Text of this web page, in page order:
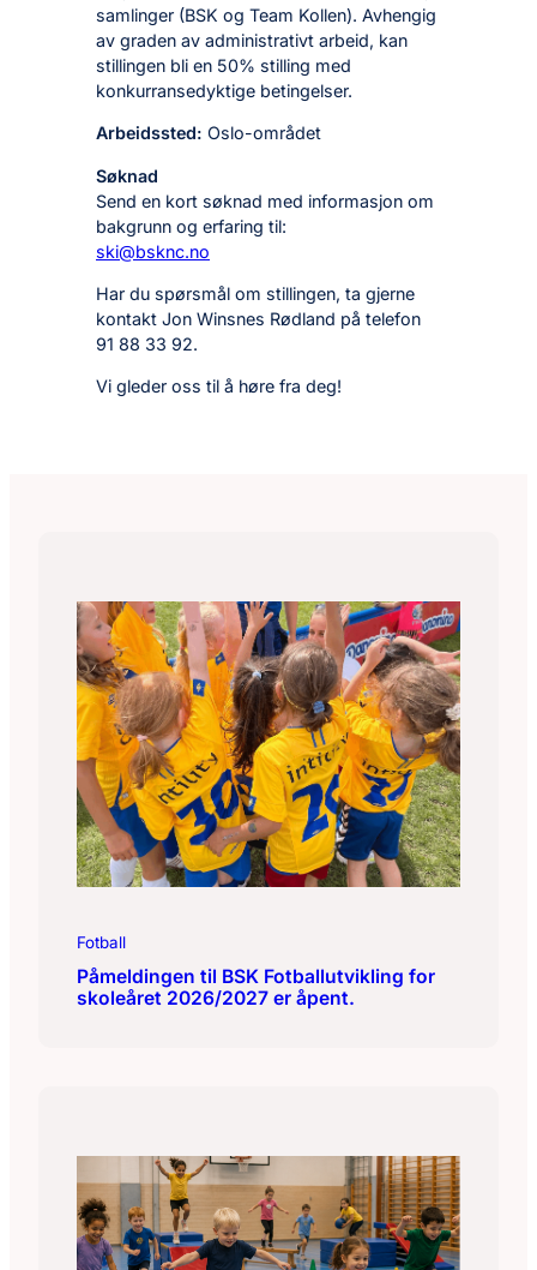
samlinger (BSK og Team Kollen). Avhengig
av graden av administrativt arbeid, kan
stillingen bli en 50% stilling med
konkurransedyktige betingelser.
Arbeidssted: Oslo-området
Søknad
Send en kort søknad med informasjon om
bakgrunn og erfaring til:
ski@bsknc.no
Har du spørsmål om stillingen, ta gjerne
kontakt Jon Winsnes Rødland på telefon
91 88 33 92.
Vi gleder oss til å høre fra deg!
Fotball
Påmeldingen til BSK Fotballutvikling for
skoleåret 2026/2027 er åpent.